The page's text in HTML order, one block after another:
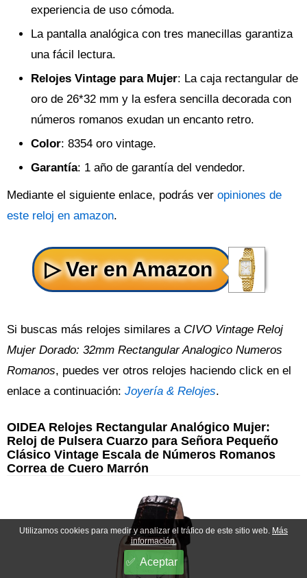
experiencia de uso cómoda.
La pantalla analógica con tres manecillas garantiza
una fácil lectura.
Relojes Vintage para Mujer: La caja rectangular de
oro de 26*32 mm y la esfera sencilla decorada con
números romanos exudan un encanto retro.
Color: 8354 oro vintage.
Garantía: 1 año de garantía del vendedor.
Mediante el siguiente enlace, podrás ver opiniones de
este reloj en amazon.
Si buscas más relojes similares a CIVO Vintage Reloj
Mujer Dorado: 32mm Rectangular Analogico Numeros
Romanos, puedes ver otros relojes haciendo click en el
enlace a continuación: Joyería & Relojes.
OIDEA Relojes Rectangular Analógico Mujer:
Reloj de Pulsera Cuarzo para Señora Pequeño
Clásico Vintage Escala de Números Romanos
Correa de Cuero Marrón
Utilizamos cookies para medir y analizar el tráfico de este sitio web. Más
información.
Aceptar